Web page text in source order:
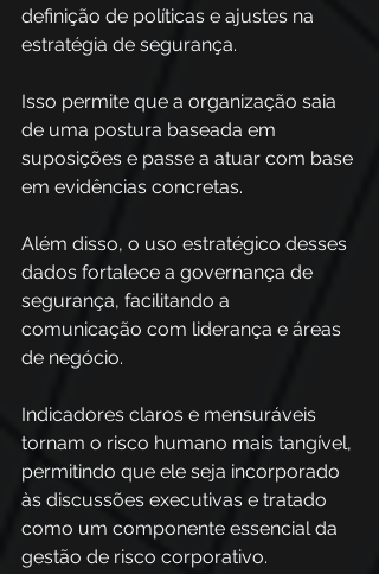
definição de políticas e ajustes na
estratégia de segurança.
Isso permite que a organização saia
de uma postura baseada em
suposições e passe a atuar com base
em evidências concretas.
Além disso, o uso estratégico desses
dados fortalece a governança de
segurança, facilitando a
comunicação com liderança e áreas
de negócio.
Indicadores claros e mensuráveis
tornam o risco humano mais tangível,
permitindo que ele seja incorporado
às discussões executivas e tratado
como um componente essencial da
gestão de risco corporativo.